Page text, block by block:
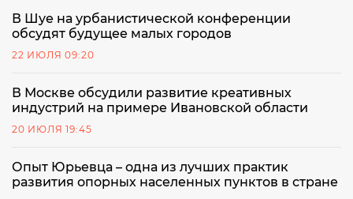
В Шуе на урбанистической конференции
обсудят будущее малых городов
22 ИЮЛЯ 09:20
В Москве обсудили развитие креативных
индустрий на примере Ивановской области
20 ИЮЛЯ 19:45
Опыт Юрьевца – одна из лучших практик
развития опорных населенных пунктов в стране